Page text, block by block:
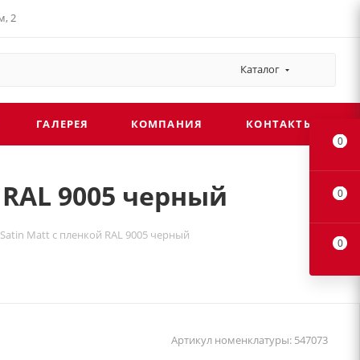
2
Каталог
ГАЛЕРЕЯ КОМПАНИЯ КОНТАКТЫ
9005 черный
Matt с пленкой RAL 9005 черный
Артикул номенклатуры: 547073
0
0
0